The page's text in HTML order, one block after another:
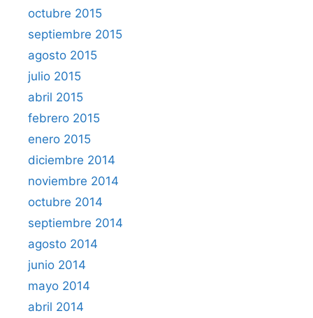
octubre 2015
septiembre 2015
agosto 2015
julio 2015
abril 2015
febrero 2015
enero 2015
diciembre 2014
noviembre 2014
octubre 2014
septiembre 2014
agosto 2014
junio 2014
mayo 2014
abril 2014